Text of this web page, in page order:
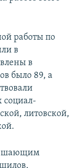
работы по
в
в
было 89, а
социал-
литовской,